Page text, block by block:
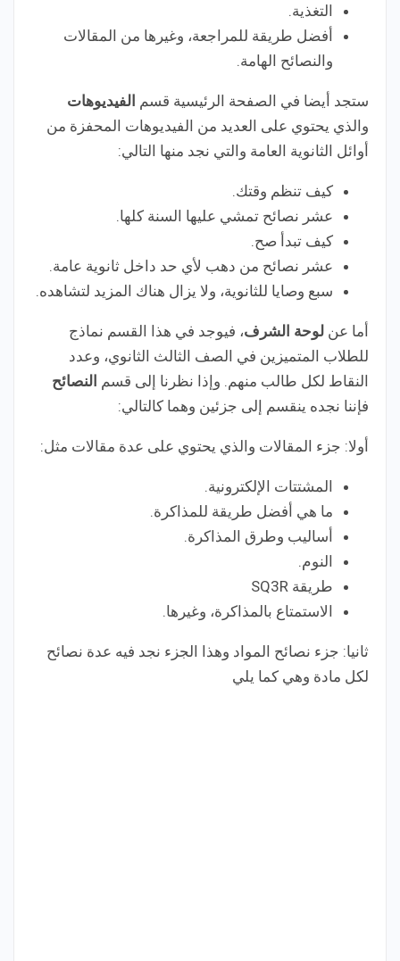
التغذية.
أفضل طريقة للمراجعة، وغيرها من المقالات
والنصائح الهامة.
ستجد أيضا في الصفحة الرئيسية قسم الفيديوهات
والذي يحتوي على العديد من الفيديوهات المحفزة من
أوائل الثانوية العامة والتي نجد منها التالي:
كيف تنظم وقتك.
عشر نصائح تمشي عليها السنة كلها.
كيف تبدأ صح.
عشر نصائح من دهب لأي حد داخل ثانوية عامة.
سبع وصايا للثانوية، ولا يزال هناك المزيد لتشاهده.
أما عن لوحة الشرف، فيوجد في هذا القسم نماذج
للطلاب المتميزين في الصف الثالث الثانوي، وعدد
النقاط لكل طالب منهم. وإذا نظرنا إلى قسم النصائح
فإننا نجده ينقسم إلى جزئين وهما كالتالي:
أولا: جزء المقالات والذي يحتوي على عدة مقالات مثل:
المشتتات الإلكترونية.
ما هي أفضل طريقة للمذاكرة.
أساليب وطرق المذاكرة.
النوم.
طريقة SQ3R
الاستمتاع بالمذاكرة، وغيرها.
ثانيا: جزء نصائح المواد وهذا الجزء نجد فيه عدة نصائح
لكل مادة وهي كما يلي